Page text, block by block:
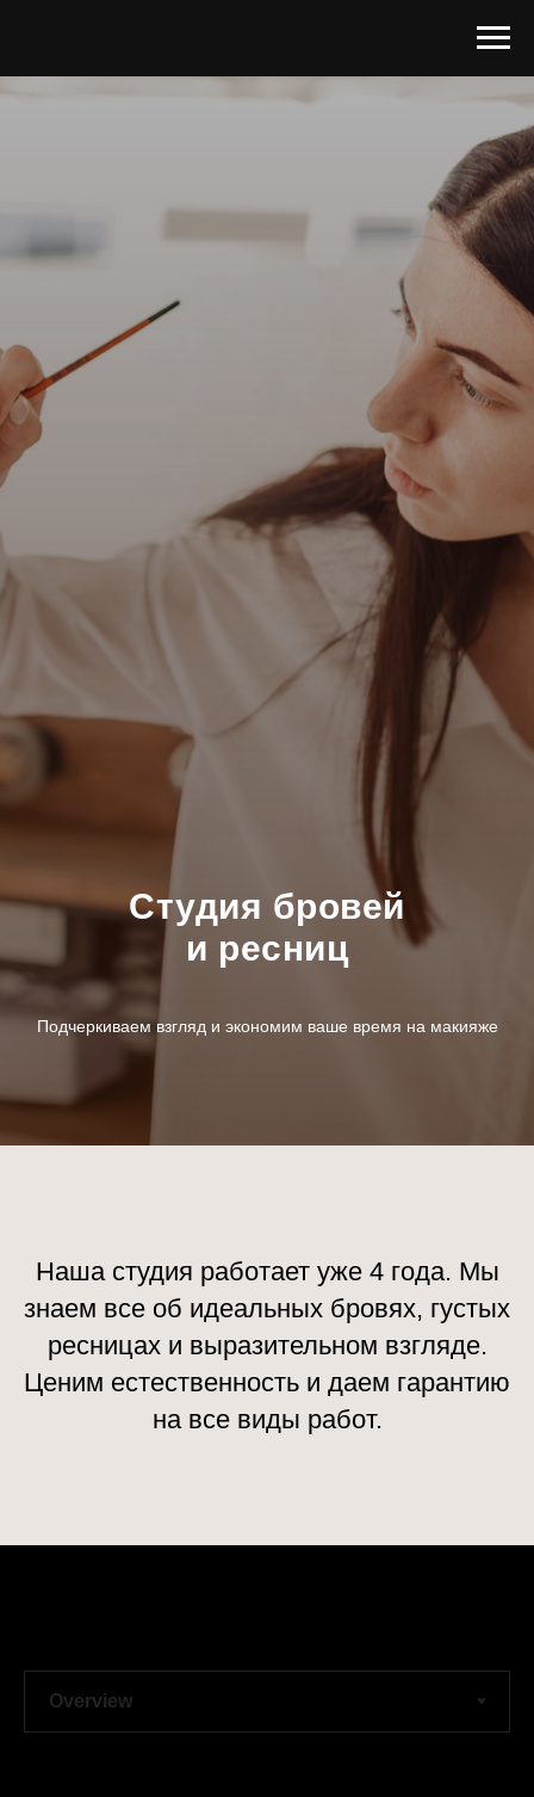
Студия бровей
и ресниц
Подчеркиваем взгляд и экономим ваше время на макияже
Наша студия работает уже 4 года. Мы
знаем все об идеальных бровях, густых
ресницах и выразительном взгляде.
Ценим естественность и даем гарантию
на все виды работ.